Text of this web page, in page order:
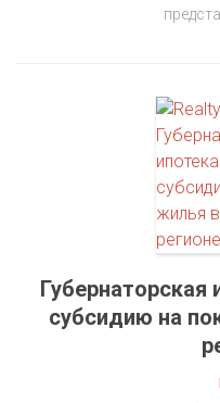
Губернаторская
субсидию на